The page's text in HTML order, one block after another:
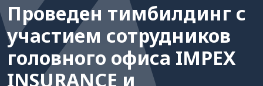
Проведен тимбилдинг с
участием сотрудников
головного офиса IMPEX
INSURANCE и